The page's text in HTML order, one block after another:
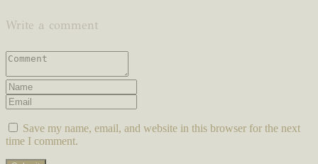
Write a comment
Save my name, email, and website in this browser for the next
time I comment.